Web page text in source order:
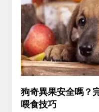
狗奇異果安全嗎？
喂食技巧